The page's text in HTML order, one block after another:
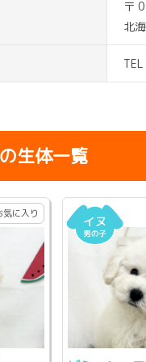
〒
北
生体一覧
気に入り